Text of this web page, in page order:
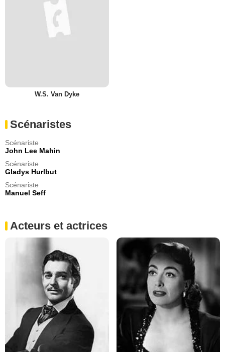
W.S. Van Dyke
Scénaristes
Scénariste
John Lee Mahin
Scénariste
Gladys Hurlbut
Scénariste
Manuel Seff
Acteurs et actrices